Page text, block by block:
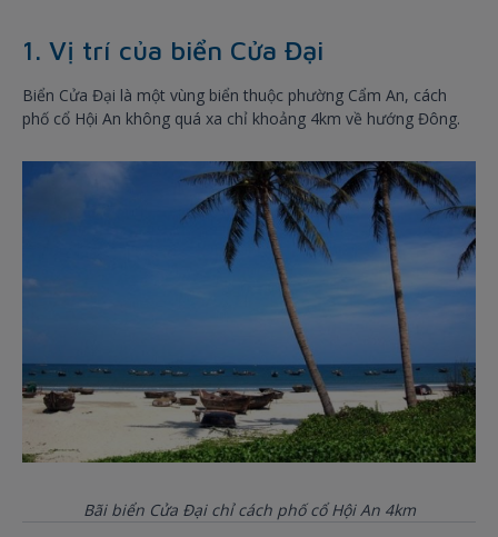
1. Vị trí của biển Cửa Đại
Biển Cửa Đại là một vùng biển thuộc phường Cẩm An, cách
phố cổ Hội An không quá xa chỉ khoảng 4km về hướng Đông.
Bãi biển Cửa Đại chỉ cách phố cổ Hội An 4km